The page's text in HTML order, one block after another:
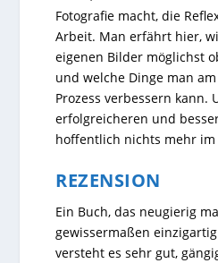
Fotografie macht, die
Arbeit. Man erfährt hier,
eigenen Bilder möglichst
und welche Dinge man
Prozess verbessern kann.
erfolgreicheren und
hoffentlich nichts mehr im
REZENSION
Ein Buch, das neugierig
gewissermaßen
versteht es sehr gut,